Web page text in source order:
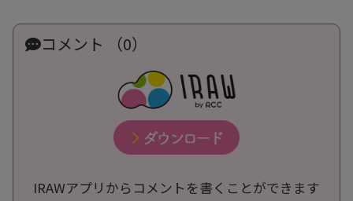
コメント （0）
IRAWアプリからコメントを書くことができます